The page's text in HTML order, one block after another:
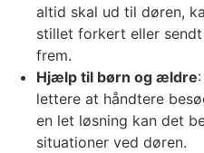
altid skal ud til døren,
stillet forkert eller
frem.
Hjælp til børn og ældre
lettere at håndtere
en let løsning kan det
situationer ved døren.